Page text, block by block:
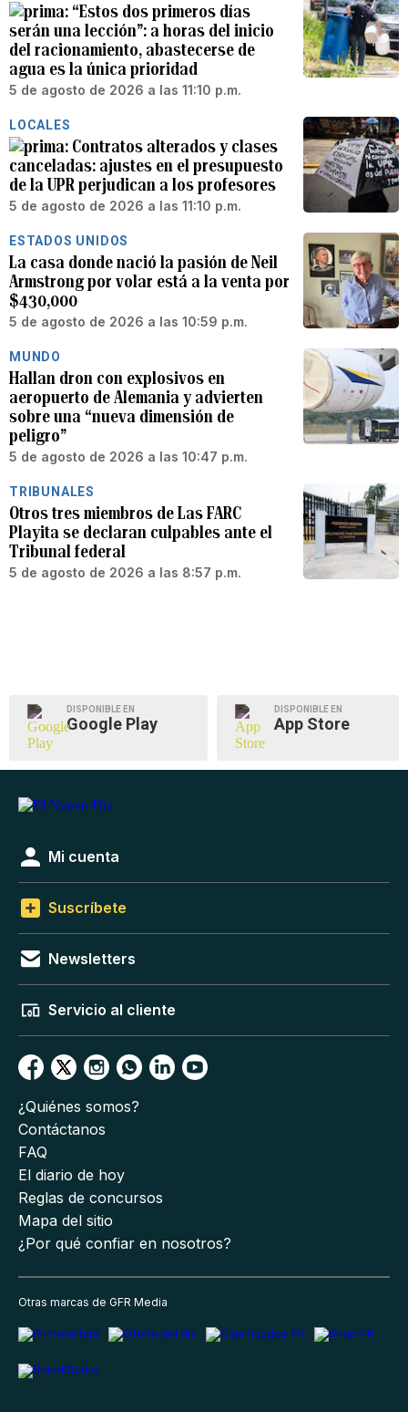
“Estos dos primeros días
serán una lección”: a horas del inicio
del racionamiento, abastecerse de
agua es la única prioridad
5 de agosto de 2026 a las 11:10 p.m.
LOCALES
Contratos alterados y clases
canceladas: ajustes en el presupuesto
de la UPR perjudican a los profesores
5 de agosto de 2026 a las 11:10 p.m.
ESTADOS UNIDOS
La casa donde nació la pasión de Neil
Armstrong por volar está a la venta por
$430,000
5 de agosto de 2026 a las 10:59 p.m.
MUNDO
Hallan dron con explosivos en
aeropuerto de Alemania y advierten
sobre una “nueva dimensión de
peligro”
5 de agosto de 2026 a las 10:47 p.m.
TRIBUNALES
Otros tres miembros de Las FARC
Playita se declaran culpables ante el
Tribunal federal
5 de agosto de 2026 a las 8:57 p.m.
DISPONIBLE EN
Google Play
DISPONIBLE EN
App Store
Mi cuenta
Suscríbete
Newsletters
Servicio al cliente
¿Quiénes somos?
Contáctanos
FAQ
El diario de hoy
Reglas de concursos
Mapa del sitio
¿Por qué confiar en nosotros?
Otras marcas de GFR Media